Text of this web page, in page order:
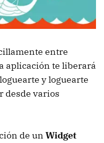
entre
aplicación te liberará
y loguearte
desde varios
de un Widget